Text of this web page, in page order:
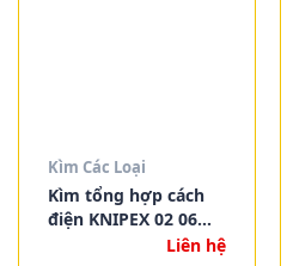
Kìm Các Loại
Kìm tổng hợp cách
điện KNIPEX 02 06
Liên hệ